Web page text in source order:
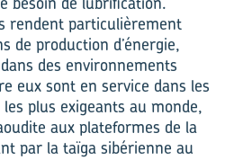
rendent particulièrement
de production d’énergie,
des environnements
eux sont en service dans les
plus exigeants au monde,
aux plateformes de la
par la taïga sibérienne au